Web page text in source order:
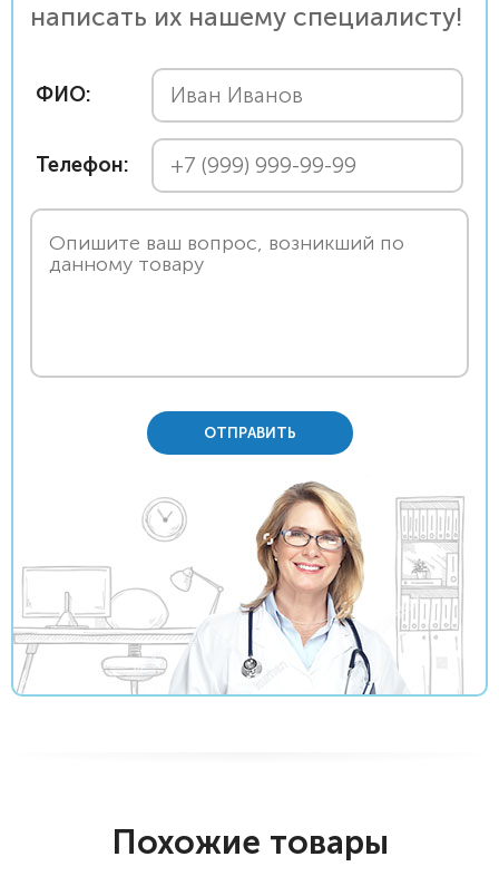
написать их нашему специалисту!
ФИО:
Телефон:
ОТПРАВИТЬ
Похожие товары